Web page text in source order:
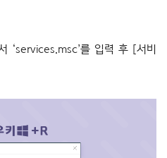
‘services.msc’를 입력 후 [서비